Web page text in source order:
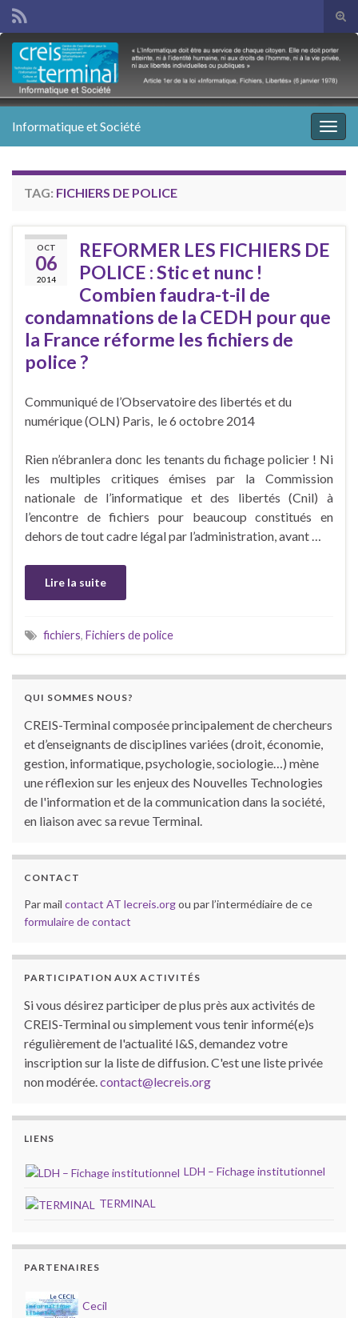
Search for:
Informatique et Société
TAG: FICHIERS DE POLICE
OCT
06
2014
REFORMER LES FICHIERS DE
POLICE : Stic et nunc !
Combien faudra-t-il de
condamnations de la CEDH pour que
la France réforme les fichiers de
police ?
Communiqué de l’Observatoire des libertés et du
numérique (OLN) Paris, le 6 octobre 2014
Rien n’ébranlera donc les tenants du fichage policier ! Ni
les multiples critiques émises par la Commission
nationale de l’informatique et des libertés (Cnil) à
l’encontre de fichiers pour beaucoup constitués en
dehors de tout cadre légal par l’administration, avant …
Lire la suite
fichiers, Fichiers de police
QUI SOMMES NOUS?
CREIS-Terminal composée principalement de chercheurs
et d’enseignants de disciplines variées (droit, économie,
gestion, informatique, psychologie, sociologie…) mène
une réflexion sur les enjeux des Nouvelles Technologies
de l'information et de la communication dans la société,
en liaison avec sa revue Terminal.
CONTACT
Par mail contact AT lecreis.orgou par l’intermédiaire de ce
formulaire de contact
PARTICIPATION AUX ACTIVITÉS
Si vous désirez participer de plus près aux activités de
CREIS-Terminal ou simplement vous tenir informé(e)s
régulièrement de l'actualité I&S, demandez votre
inscription sur la liste de diffusion. C'est une liste privée
non modérée.contact@lecreis.org
LIENS
LDH – Fichage institutionnel
TERMINAL
PARTENAIRES
Cecil